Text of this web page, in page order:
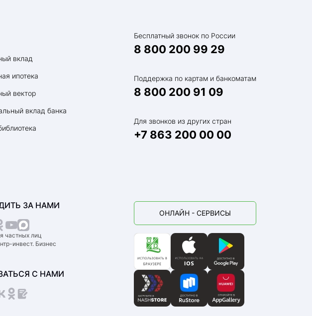
вклад
ипотека
вектор
вклад банка
ЗА НАМИ
частных лиц
инвест. Бизнес
С НАМИ
Бесплатный звонок по России
8 800 200 99 29
Поддержка по картам и банкоматам
8 800 200 91 09
Для звонков из других стран
+7 863 200 00 00
ОНЛАЙН - СЕРВИСЫ